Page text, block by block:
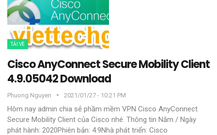
TẢI VỀ
Cisco AnyConnect Secure Mobility Client
4.9.05042 Download
Phuong.nguyen 2021/01/27 - 10:21 PM
Hôm nay admin chia sẻ phầm mềm VPN Cisco AnyConnect
Secure Mobility Client của Cisco nhé. Thông tin Năm / Ngày
phát hành: 2020Phiên bản: 4.9Nhà phát triển: Cisco